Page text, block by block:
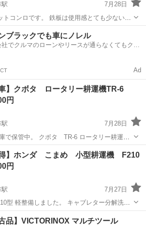
7月28日
板は使用感とても少ない、
火は正常です。 ご自宅で卓
岐市駅 調理器具
ブラックでも車にノレル
でクルマのローンやリースが通らなくてもクル
Ad
車】クボタ ロータリー耕運機TR-6
円
7月28日
リー刃ですので耕運が
市駅 その他
得】ホンダ こまめ 小型耕運機 F210
円
駅
7月27日
分解洗浄
コック新品交換 燃料ホース新品交換 エンジ
動性良く各
市駅
品】VICTORINOX マルチツール